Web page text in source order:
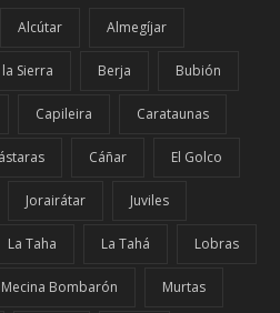
Alcútar Almegíjar
Sierra Berja Bubión
Capileira Carataunas
Cáñar El Golco
Jorairátar Juviles
La Taha La Tahá Lobras
Mecina Bombarón Murtas